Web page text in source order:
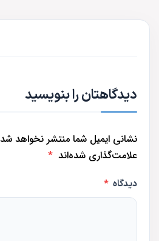
دیدگاهتان را بنویسید
نشانی ایمیل شما منتشر نخواهد شد.
علامت‌گذاری شده‌اند *
دیدگاه *